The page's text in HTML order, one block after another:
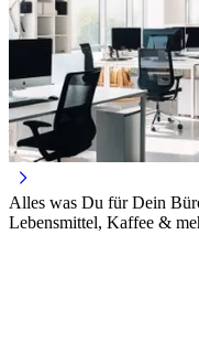
Alles was Du für Dein
Lebensmittel, Kaffee &